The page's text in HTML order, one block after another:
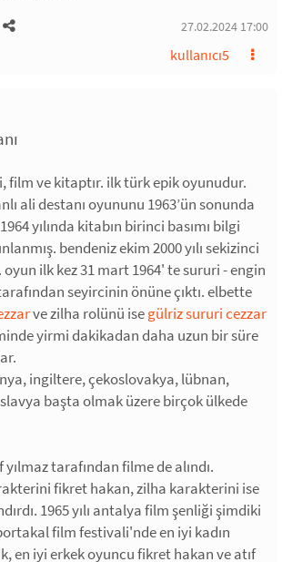
27.02.2024 17:00
kullanıcı5
film ve kitaptır. ilk türk epik oyunudur.
ali destanı oyununu 1963’ün sonunda
yılında kitabın birinci basımı bilgi
bendeniz ekim 2000 yılı sekizinci
oyun ilk kez 31 mart 1964' te sururi - engin
seyircinin önüne çıktı. elbette
ve zilha rolünü isegülriz sururi cezzar
yirmi dakikadan daha uzun bir süre
ingiltere, çekoslovakya, lübnan,
başta olmak üzere birçok ülkede
yılmaz tarafından filme de alındı.
fikret hakan, zilha karakterini ise
1965 yılı antalya film şenliği şimdiki
film festivali'nde en iyi kadın
en iyi erkek oyuncu fikret hakan ve atıf